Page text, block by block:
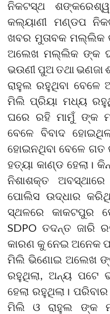
ନିକଟସ୍ଥ
କଲ୍ୟାଣୀ ମଣ୍ଡପ
ଖବର ମୁତାବକ ମଲ୍ଲିକ
ଅଲେଖ ମଲ୍ଲିକ ଙ୍କ
ଭଉଣୀ ପୁଅ ତଥା
ରାହୁଲ ରହୁଥିବା ବେଳେ
ମିଲି ପ୍ରିୟା ମଧ୍ୟ
ଘରେ ରହି ମାମୁଁ ଙ୍କ
ବେଳେ ବିବାଦ
ହୋଇନଥିବା ବେଳେ
ହତ୍ୟା କାଣ୍ଡ ହେଲା।
ନିଶାଶକ୍ତ
ପୋଲିସ ଉଦ୍ଧାର
ସ୍ଥଳରେ କାକଟପୁର
SDPO ତଦନ୍ତ ଜାରି
କାରଣ କୁ ନେଇ ଅନେକ
ମିଲି ଭିଣୋଇ ଅଲେଖ
ରହୁଥିଲା, ଅନ୍ୟ ପଟେ
ହେଲା ରହୁଥିଲା।
ମିଲି ଓ ରାହୁଲ ଙ୍କ